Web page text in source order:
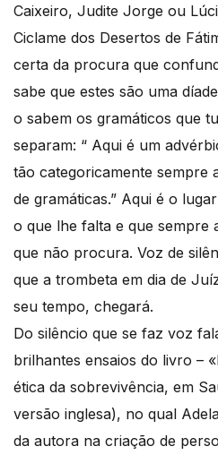
Caixeiro, Judite Jorge ou
Ciclame dos Desertos de
certa da procura que
sabe que estes são uma
o sabem os gramáticos que
separam: “ Aqui é um
tão categoricamente sempre
de gramáticas.” Aqui é o
o que lhe falta e que sempre
que não procura. Voz de
que a trombeta em dia de
seu tempo, chegará.
Do silêncio que se faz voz
brilhantes ensaios do livro –
ética da sobrevivência, em
versão inglesa), no qual
da autora na criação de